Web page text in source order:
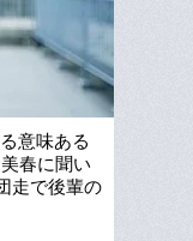
意味ある
春に聞い
走で後輩の